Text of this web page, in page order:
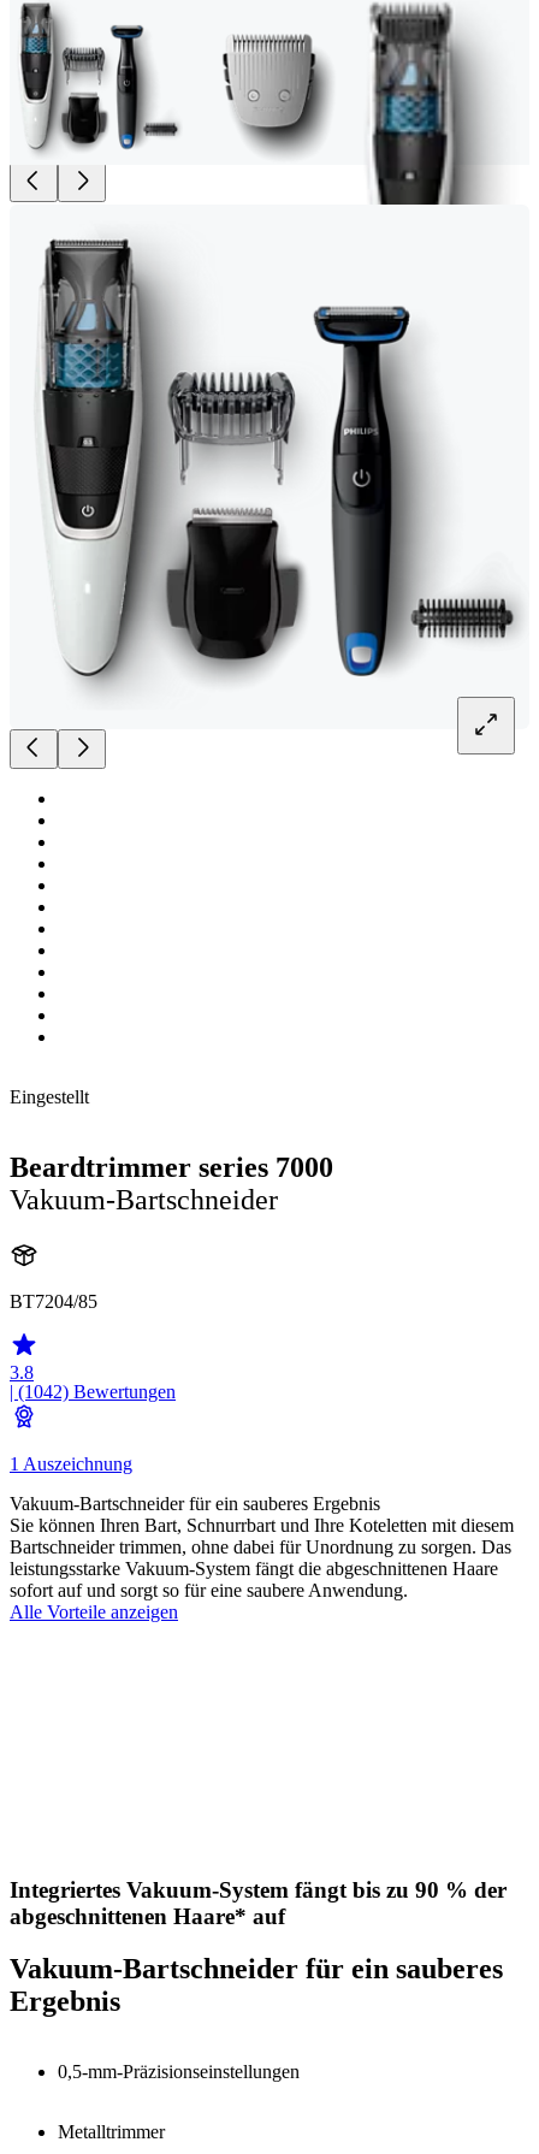
Eingestellt
Beardtrimmer series 7000
Vakuum-Bartschneider
BT7204/85
3.8
| (1042) Bewertungen
1 Auszeichnung
Vakuum-Bartschneider für ein sauberes Ergebnis
Sie können Ihren Bart, Schnurrbart und Ihre Koteletten mit diesem
Bartschneider trimmen, ohne dabei für Unordnung zu sorgen. Das
leistungsstarke Vakuum-System fängt die abgeschnittenen Haare
sofort auf und sorgt so für eine saubere Anwendung.
Alle Vorteile anzeigen
Integriertes Vakuum-System fängt bis zu 90 % der
abgeschnittenen Haare* auf
Vakuum-Bartschneider für ein sauberes
Ergebnis
0,5-mm-Präzisionseinstellungen
Metalltrimmer